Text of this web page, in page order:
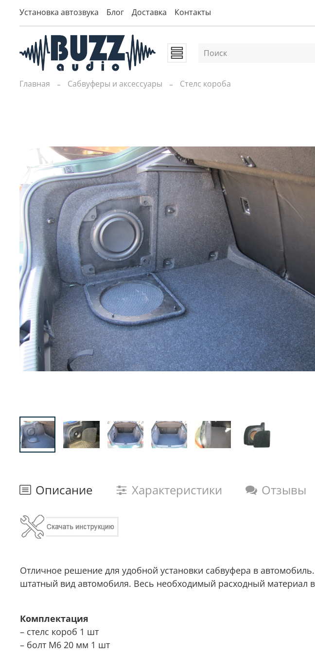
Установка автозвука Блог Доставка Контакты
Главная Сабвуферы и аксессуары Стелс короба
Описание Характеристики Отзывы
Отличное решение для удобной установки сабвуфера в
штатный вид автомобиля. Весь необходимый расходный материал
Комплектация
– стелс короб 1 шт
– болт М6 20 мм 1 шт